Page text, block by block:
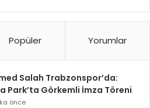
Popüler Yorumlar
Salah Trabzonspor’da:
Park’ta Görkemli İmza Töreni
önce